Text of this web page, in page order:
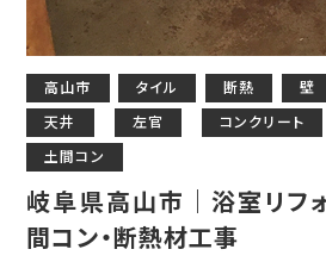
高山市 タイル 断熱 壁
天井
左官 コンクリート
土間コン
岐阜県高山市｜浴室リフ
間コン・断熱材工事